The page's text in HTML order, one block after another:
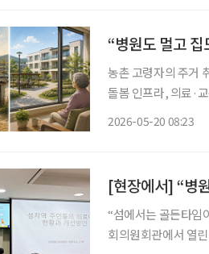
“병원도 멀고
농촌 고령자의 주거
돌봄 인프라, 의료·
2026-05-20 08:23
[현장에서] “병
“섬에서는 골든타임이 20
회의원회관에서 열